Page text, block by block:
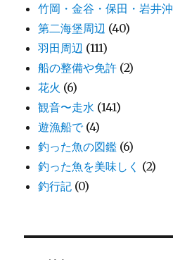
竹岡・金谷・保田・岩井沖
第二海堡周辺 (40)
羽田周辺 (111)
船の整備や免許 (2)
花火 (6)
観音〜走水 (141)
遊漁船で(4)
釣った魚の図鑑 (6)
釣った魚を美味しく (2)
釣行記 (0)